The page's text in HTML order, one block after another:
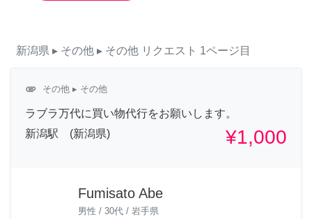
新潟県 ▸ その他 ▸ その他 リクエスト 1ページ目
attachment その他 ▸ その他
ラブラ万代に買い物代行をお願いします。
新潟駅 (新潟県)
¥1,000
Fumisato Abe
男性 / 30代 / 岩手県